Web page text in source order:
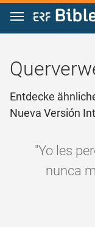
Zum Inhalt springen
Entdecke
Nueva Versión
"Yo les
nunca